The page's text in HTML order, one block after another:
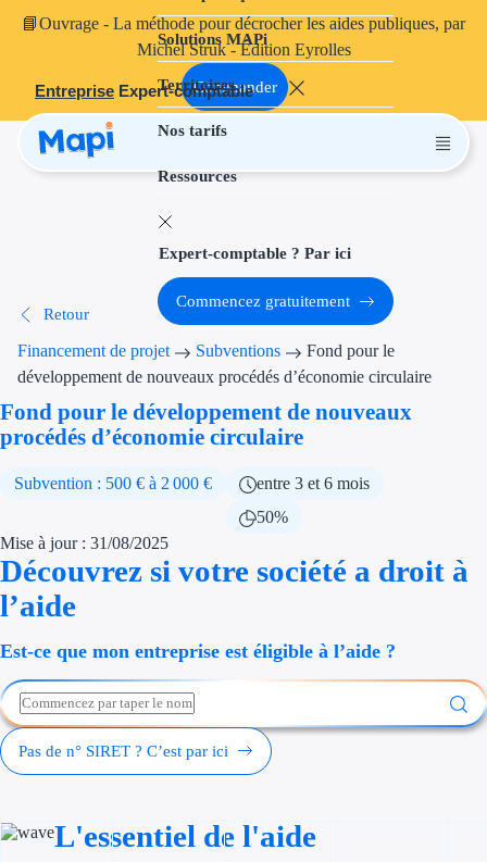
📘Ouvrage - La méthode pour décrocher les aides publiques, par
Michel Struk - Édition Eyrolles
Commander
Entreprise Expert-comptable
Solutions MAPi
Territoires
Nos tarifs
Ressources
Projets finançables
Aides à
Aides
Thématiques
Financement
Transition
Création
Cession
Type de financements
Expert-comptable ? Par ici
Commencez gratuitement
Retour
Financement de projet Subventions
Fond pour le
développement de nouveaux procédés d’économie circulaire
Fond pour le développement de nouveaux
procédés d’économie circulaire
Subvention : 500 € à 2 000 €
entre 3 et 6 mois
50%
Mise à jour : 31/08/2025
Découvrez si votre société a droit à
l’aide
Est-ce que mon entreprise est éligible à l’aide ?
Pas de n° SIRET ? C’est par ici
L'essentiel de l'aide